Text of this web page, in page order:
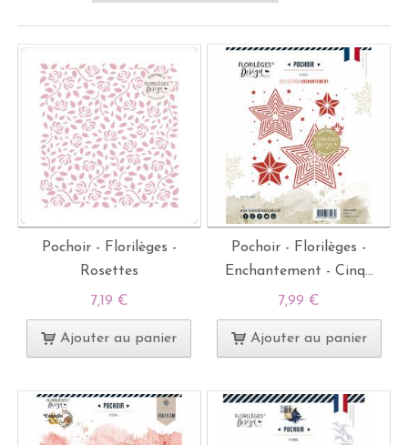
Pochoir - Florilèges -
Rosettes
7,19 €
Ajouter au panier
Pochoir - Florilèges -
Enchantement - Cinq...
7,99 €
Ajouter au panier